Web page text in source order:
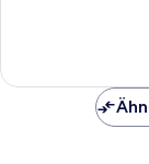
Bewertungen